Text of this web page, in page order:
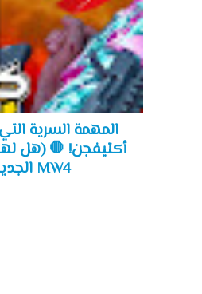
المهمة السرية
أكتيفجن! 🛑 (هل
MW4 الجديدة؟)